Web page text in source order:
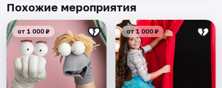
Похожие мероприятия
от 1 000 ₽ от 1 000 ₽